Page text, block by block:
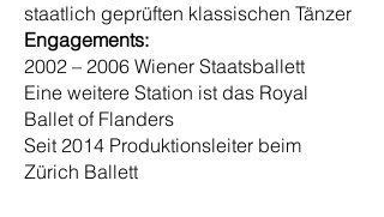
staatlich geprüften klassischen Tänzer
Engagements:
2002 – 2006 Wiener Staatsballett
Eine weitere Station ist das Royal
Ballet of Flanders
Seit 2014 Produktionsleiter beim
Zürich Ballett